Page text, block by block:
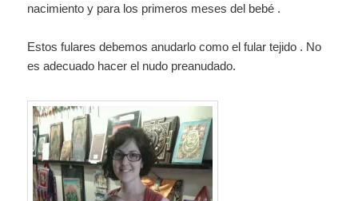
nacimiento y para los primeros meses del bebé .
Estos fulares debemos anudarlo como el fular tejido . No
es adecuado hacer el nudo preanudado.